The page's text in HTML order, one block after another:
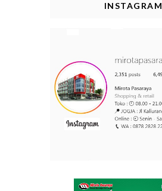
INSTAGRAM